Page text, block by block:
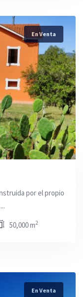
En Venta
por el propio
50,000 m2
En Venta